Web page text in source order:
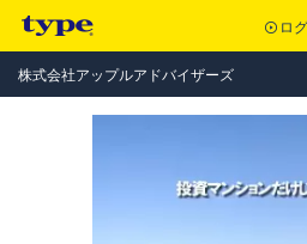
ロ
株式会社アップルアドバイザーズ